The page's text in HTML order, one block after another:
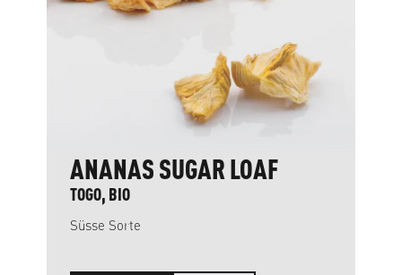
ANANAS SUGAR LOAF
TOGO, BIO
Süsse Sorte